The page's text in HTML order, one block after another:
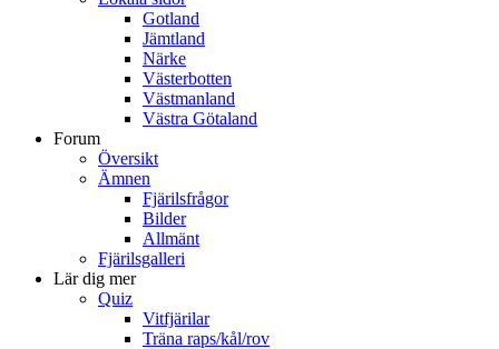
Gotland
Jämtland
Närke
Västerbotten
Västmanland
Västra Götaland
Forum
Översikt
Ämnen
Fjärilsfrågor
Bilder
Allmänt
Fjärilsgalleri
Lär dig mer
Quiz
Vitfjärilar
Träna raps/kål/rov